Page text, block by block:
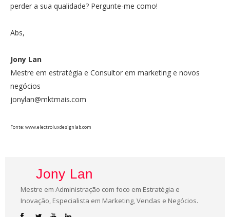
perder a sua qualidade? Pergunte-me como!
Abs,
Jony Lan
Mestre em estratégia e Consultor em marketing e novos
negócios
jonylan@mktmais.com
Fonte: www.electroluxdesignlab.com
Jony Lan
Mestre em Administração com foco em Estratégia e
Inovação, Especialista em Marketing, Vendas e Negócios.